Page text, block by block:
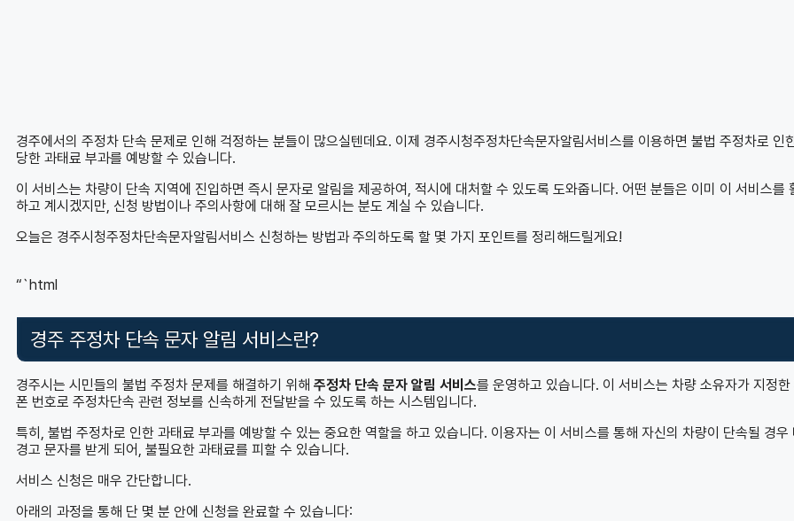
경주에서의 주정차 단속 문제로 인해 걱정하는 분들이 많으실텐데요. 이제 경주시청주정차단속문자알림서비스를 이용하면 불법 주정차로 인
당한 과태료 부과를 예방할 수 있습니다.
이 서비스는 차량이 단속 지역에 진입하면 즉시 문자로 알림을 제공하여, 적시에 대처할 수 있도록 도와줍니다. 어떤 분들은 이미 이 서비스를
하고 계시겠지만, 신청 방법이나 주의사항에 대해 잘 모르시는 분도 계실 수 있습니다.
오늘은 경주시청주정차단속문자알림서비스 신청하는 방법과 주의하도록 할 몇 가지 포인트를 정리해드릴게요!
“`html
경주 주정차 단속 문자 알림 서비스란?
경주시는 시민들의 불법 주정차 문제를 해결하기 위해 주정차 단속 문자 알림 서비스를 운영하고 있습니다. 이 서비스는 차량 소유자가 지정한
폰 번호로 주정차단속 관련 정보를 신속하게 전달받을 수 있도록 하는 시스템입니다.
특히, 불법 주정차로 인한 과태료 부과를 예방할 수 있는 중요한 역할을 하고 있습니다. 이용자는 이 서비스를 통해 자신의 차량이 단속될 경우
경고 문자를 받게 되어, 불필요한 과태료를 피할 수 있습니다.
서비스 신청은 매우 간단합니다.
아래의 과정을 통해 단 몇 분 안에 신청을 완료할 수 있습니다: